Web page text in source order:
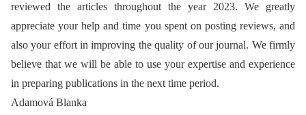
reviewed the articles throughout the year 2023. We greatly
appreciate your help and time you spent on posting reviews, and
also your effort in improving the quality of our journal. We firmly
believe that we will be able to use your expertise and experience
in preparing publications in the next time period.
Adamová Blanka